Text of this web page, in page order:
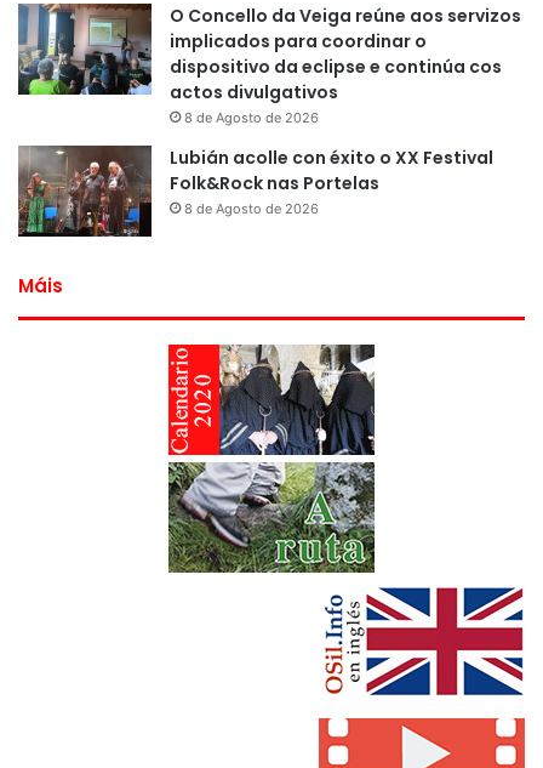
O Concello da Veiga reúne aos servizos
implicados para coordinar o
dispositivo da eclipse e continúa cos
actos divulgativos
8 de Agosto de 2026
Lubián acolle con éxito o XX Festival
Folk&Rock nas Portelas
8 de Agosto de 2026
Máis